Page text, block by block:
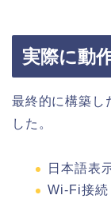
実際に動
最終的に構築し
した。
日本語表
Wi-Fi接続